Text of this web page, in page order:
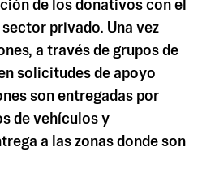
de los donativos con el
privado. Una vez
a través de grupos de
solicitudes de apoyo
son entregadas por
de vehículos y
a las zonas donde son